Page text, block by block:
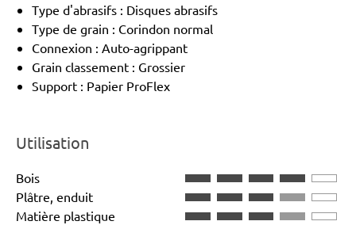
Type d'abrasifs : Disques abrasifs
Type de grain : Corindon normal
Connexion : Auto-agrippant
Grain classement : Grossier
Support : Papier ProFlex
Utilisation
Bois
Plâtre, enduit
Matière plastique